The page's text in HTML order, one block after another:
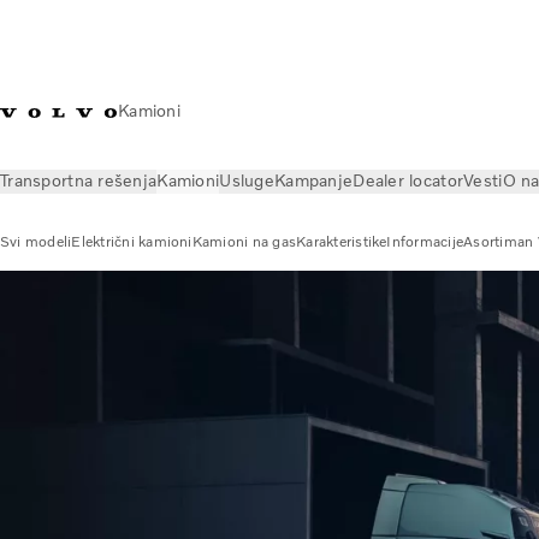
Kamioni
Transportna rešenjaKamioniUslugeKampanjeDealer locatorVestiO
Svi modeliElektrični kamioni Kamioni na gasKarakteristikeInformacijeAsortiman